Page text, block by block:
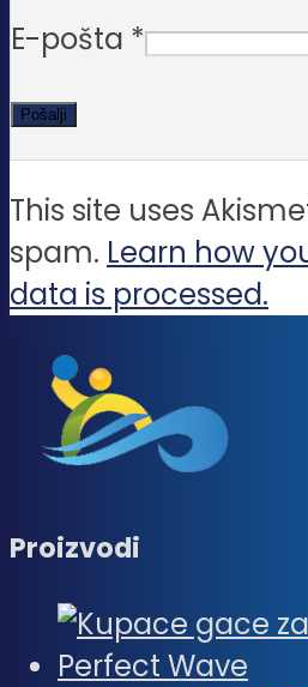
E-pošta *
This site uses
spam. Learn how
data is processed.
Proizvodi